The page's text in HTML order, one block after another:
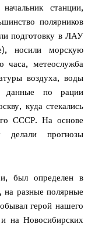
станции,
полярников
подготовку в ЛАУ
носили морскую
часа, метеослужба
воздуха, воды
данные по рации
куда стекались
СССР. На основе
делали прогнозы
был определен в
на разные полярные
герой нашего
на Новосибирских